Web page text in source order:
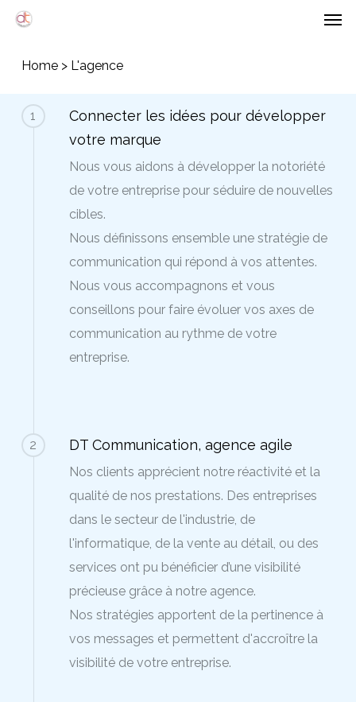
Skip
mainHome> L'agence
1
Connecter les idées pour développer
votre marque
Nous vous aidons à développer la notoriété
de votre entreprise pour séduire de nouvelles
cibles.
Nous définissons ensemble une stratégie de
communication qui répond à vos attentes.
Nous vous accompagnons et vous
conseillons pour faire évoluer vos axes de
communication au rythme de votre
entreprise.
2 DT Communication, agence agile
Nos clients apprécient notre réactivité et la
qualité de nos prestations. Des entreprises
dans le secteur de l'industrie, de
l'informatique, de la vente au détail, ou des
services ont pu bénéficier d’une visibilité
précieuse grâce à notre agence.
Nos stratégies apportent de la pertinence à
vos messages et permettent d'accroître la
visibilité de votre entreprise.
Menu